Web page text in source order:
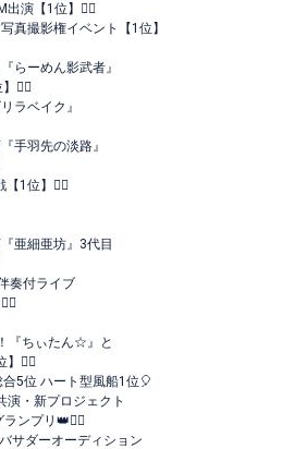
演【1位】❤️‍🔥
真撮影権イベント【1位】
らーめん影武者』
❤️‍🔥
ラベイク』
手羽先の淡路』
1位】❤️‍🔥
亜細亜坊』3代目
奏付ライブ
『ちぃたん☆』と
】❤️‍🔥
合5位 ハート型風船1位🎈
演・新プロジェクト
ンプリ👑❤️‍🔥
サダーオーディション